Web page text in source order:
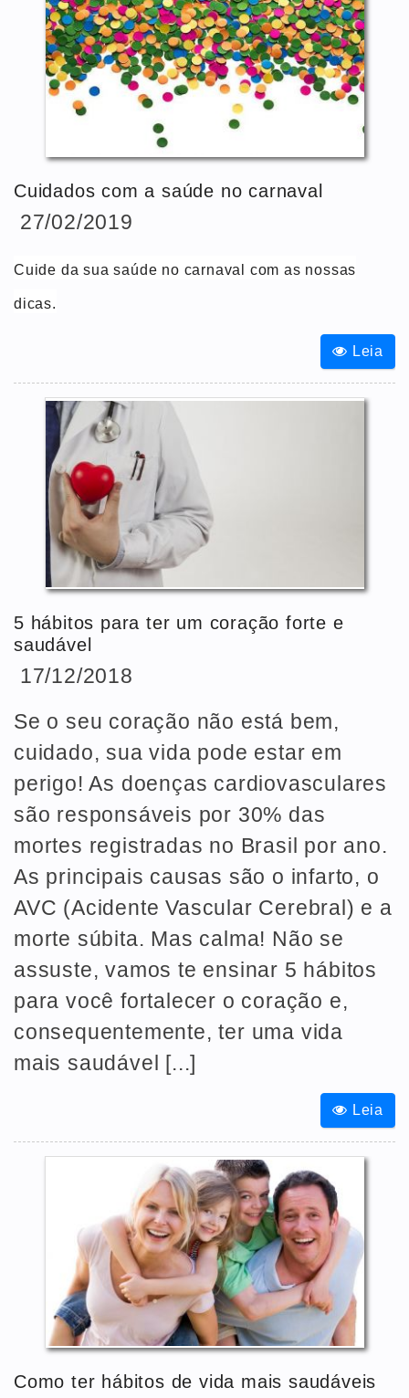
Cuidados com a saúde no carnaval
27/02/2019
Cuide da sua saúde no carnaval com as nossas
dicas.
Leia
5 hábitos para ter um coração forte e
saudável
17/12/2018
Se o seu coração não está bem,
cuidado, sua vida pode estar em
perigo! As doenças cardiovasculares
são responsáveis por 30% das
mortes registradas no Brasil por ano.
As principais causas são o infarto, o
AVC (Acidente Vascular Cerebral) e a
morte súbita. Mas calma! Não se
assuste, vamos te ensinar 5 hábitos
para você fortalecer o coração e,
consequentemente, ter uma vida
mais saudável [...]
Leia
Como ter hábitos de vida mais saudáveis